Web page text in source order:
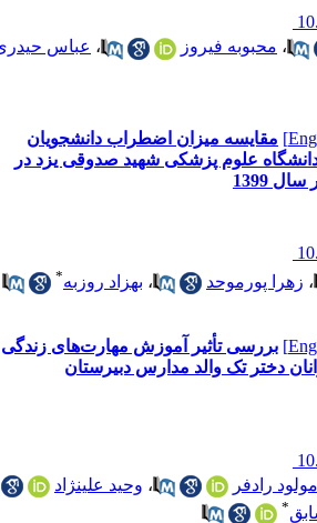
،محبوبه فیروز ،عباس حیدری
مقایسه میزان اضطراب دانشجویان
علوم پزشکی شهید صدوقی یزد در
زهرا پورموحد ،بهزاد روزبه
بررسی تأثیر آموزش مهارت‌های زندگی
دختر تک والد مدارس دبیرستان
رادفر ،وحید علینژاد
*